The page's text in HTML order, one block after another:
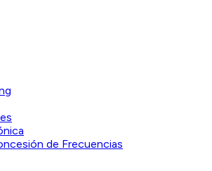
de Frecuencias